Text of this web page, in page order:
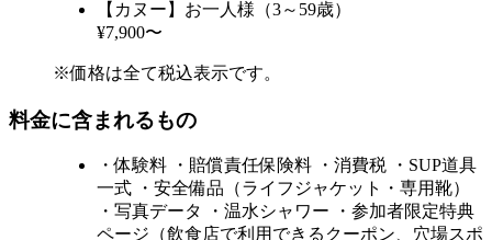
【カヌー】お一人様（3～59歳）
¥7,900〜
※価格は全て税込表示です。
料金に含まれるもの
・体験料 ・賠償責任保険料 ・消費税 ・SUP道具
一式 ・安全備品（ライフジャケット・専用靴）
・写真データ ・温水シャワー ・参加者限定特典
ページ（飲食店で利用できるクーポン、穴場スポ